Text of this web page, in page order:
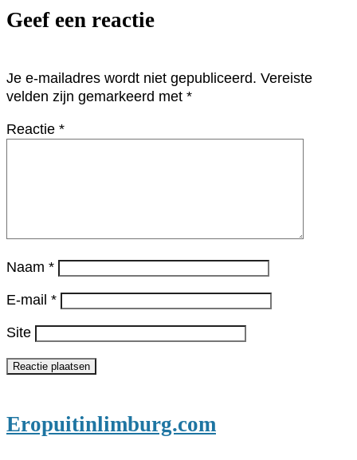
Geef een reactie
Je e-mailadres wordt niet gepubliceerd. Vereiste
velden zijn gemarkeerd met *
Reactie *
Naam *
E-mail *
Site
Eropuitinlimburg.com